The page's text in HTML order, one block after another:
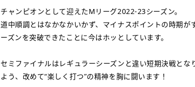
チャンピオンとして迎えたMリーグ2022-23シーズン。
道中順調とはなかなかいかず、マイナスポイントの時期
ーズンを突破できたことに今はホッとしています。
セミファイナルはレギュラーシーズンと違い短期決戦と
よう、改めて“楽しく打つ”の精神を胸に闘います！